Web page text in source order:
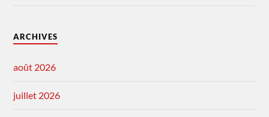
ARCHIVES
août 2026
juillet 2026